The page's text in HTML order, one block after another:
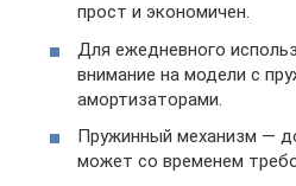
прост и экономичен.
Для ежедневного
внимание на модели с
амортизаторами.
Пружинный механизм —
может со временем